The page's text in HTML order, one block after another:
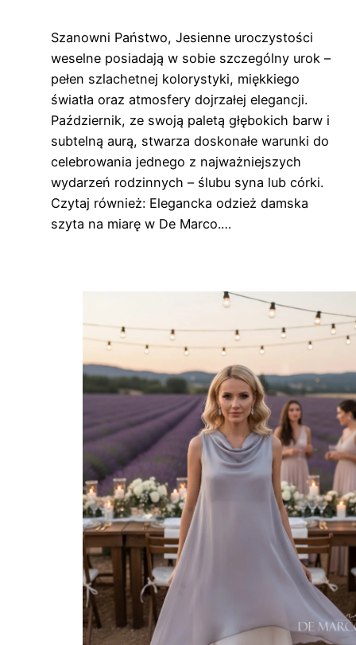
Szanowni Państwo, Jesienne uroczystości
weselne posiadają w sobie szczególny urok –
pełen szlachetnej kolorystyki, miękkiego
światła oraz atmosfery dojrzałej elegancji.
Październik, ze swoją paletą głębokich barw i
subtelną aurą, stwarza doskonałe warunki do
celebrowania jednego z najważniejszych
wydarzeń rodzinnych – ślubu syna lub córki.
Czytaj również: Elegancka odzież damska
szyta na miarę w De Marco.…